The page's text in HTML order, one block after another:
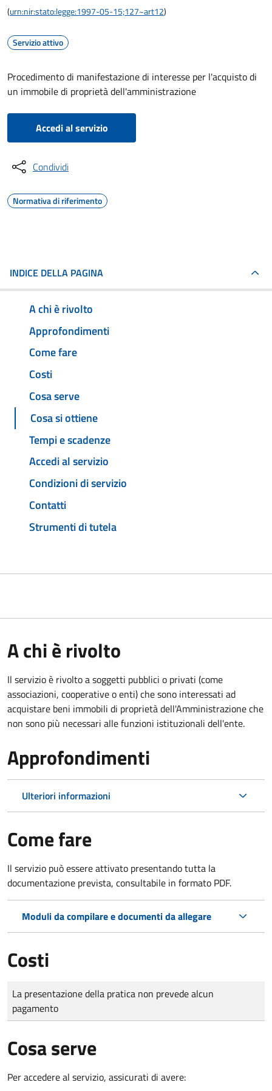
(urn:nir:stato:legge:1997-05-15;127~art12)
Servizio attivo
Procedimento di manifestazione di interesse per l'acquisto di
un immobile di proprietà dell'amministrazione
Accedi al servizio
Condividi
Normativa di riferimento
INDICE DELLA PAGINA
A chi è rivolto
Approfondimenti
Come fare
Costi
Cosa serve
Cosa si ottiene
Tempi e scadenze
Accedi al servizio
Condizioni di servizio
Contatti
Strumenti di tutela
A chi è rivolto
Il servizio è rivolto a soggetti pubblici o privati (come
associazioni, cooperative o enti) che sono interessati ad
acquistare beni immobili di proprietà dell'Amministrazione che
non sono più necessari alle funzioni istituzionali dell'ente.
Approfondimenti
Ulteriori informazioni
Come fare
Il servizio può essere attivato presentando tutta la
documentazione prevista, consultabile in formato PDF.
Moduli da compilare e documenti da allegare
Costi
Tipo di pagamento
Importo
La presentazione della pratica non prevede alcun
pagamento
Cosa serve
Per accedere al servizio, assicurati di avere: